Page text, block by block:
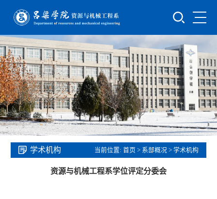
学术机构 当前位置: 首页 > 系部概况 > 学术机构
资源与机械工程系学位评定分委会